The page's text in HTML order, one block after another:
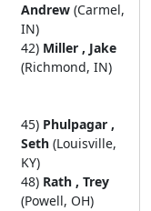
Andrew (Carmel,
IN)
42) Miller , Jake
(Richmond, IN)
45) Phulpagar ,
Seth (Louisville,
KY)
48) Rath , Trey
(Powell, OH)